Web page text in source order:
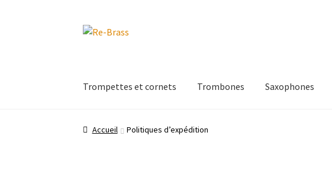
Aller
Aller
Trompettes et cornets Trombones Saxophones
Accueil Politiques d’expédition